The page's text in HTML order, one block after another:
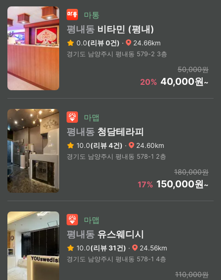
마통
평내동 비타민 (평내)
0.0(리뷰 0건) · 24.66km
경기도 남양주시 평내동 579-2 3층
50,000원
20% 40,000원~
마맵
평내동 청담테라피
10.0(리뷰 4건) · 24.60km
경기도 남양주시 평내동 578-1 2층
180,000원
17% 150,000원~
마맵
평내동 유스웨디시
10.0(리뷰 31건) · 24.56km
경기도 남양주시 평내동 578-1 4층
110,000원